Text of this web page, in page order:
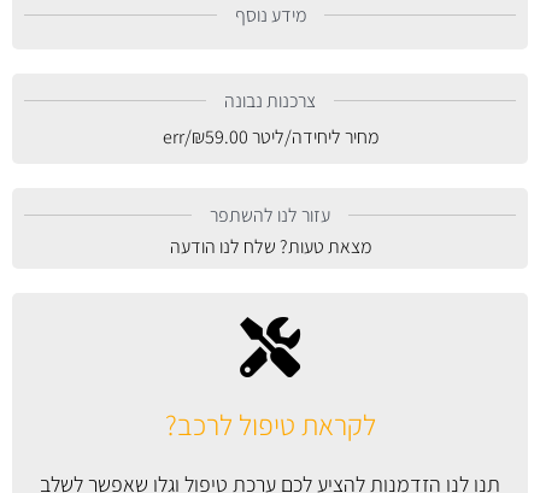
לקראת טיפול לרכב?
תנו לנו הזדמנות להציע לכם ערכת טיפול וגלו שאפשר לשלב
מידע נוסף
צרכנות נבונה
מחיר ליחידה/ליטר
₪59.00
/err
עזור לנו להשתפר
מצאת טעות? שלח לנו הודעה